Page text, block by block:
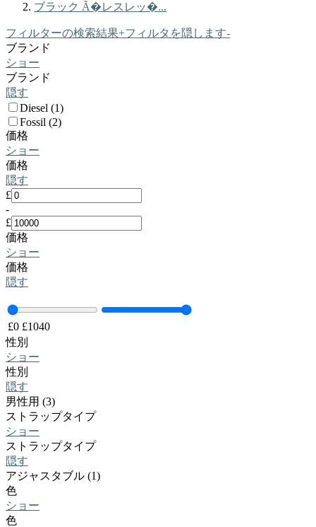
ブラック Ã�レスレッ�...
フィルターの検索結果+フィルタを隠します-
ブランド
ショー
ブランド
隠す
Diesel (1)
Fossil (2)
価格
ショー
価格
隠す
£
-
£
価格
ショー
価格
隠す
£0 £1040
性別
ショー
性別
隠す
男性用 (3)
ストラップタイプ
ショー
ストラップタイプ
隠す
アジャスタブル (1)
色
ショー
色